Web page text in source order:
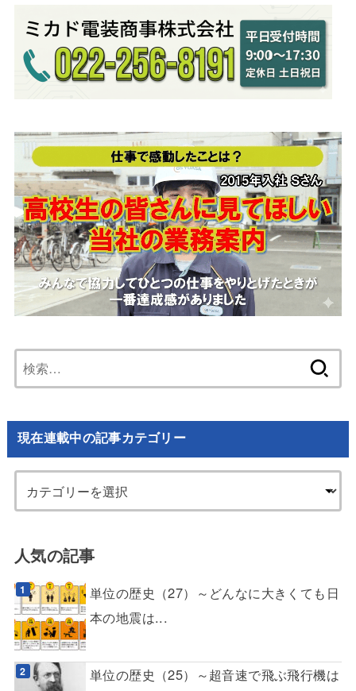
索:
現在連載中の記事カテゴリー
人気の記事
単位の歴史（27）～どんなに大きくても日
本の地震は...
単位の歴史（25）～超音速で飛ぶ飛行機は